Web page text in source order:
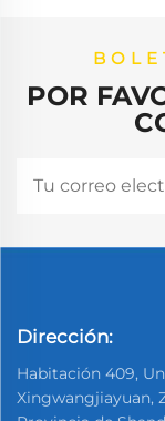
POR
Dirección:
Habitación 409,
Xingwangjiayuan,